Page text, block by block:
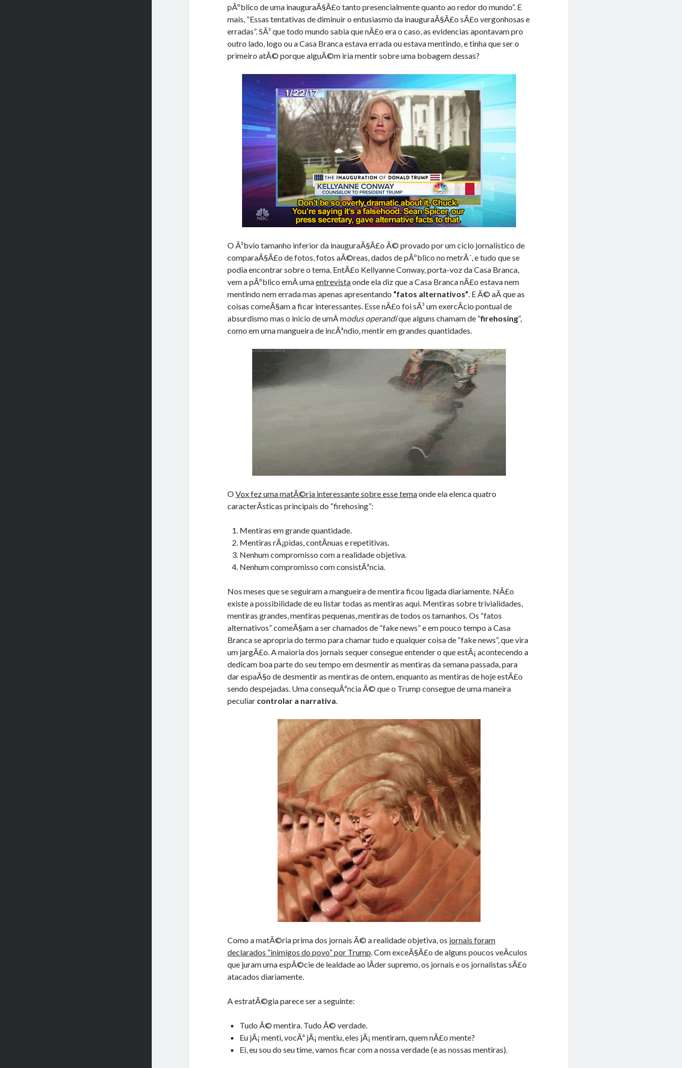
pÃºblico de uma inauguraÃ§Ã£o tanto presencialmente quanto ao redor do mundo”. E
mais, “Essas tentativas de diminuir o entusiasmo da inauguraÃ§Ã£o sÃ£o vergonhosas e
erradas”. SÃ³ que todo mundo sabia que nÃ£o era o caso, as evidencias apontavam pro
outro lado, logo ou a Casa Branca estava errada ou estava mentindo, e tinha que ser o
primeiro atÃ© porque alguÃ©m iria mentir sobre uma bobagem dessas?
O Ã³bvio tamanho inferior da inauguraÃ§Ã£o Ã© provado por um ciclo jornalistico de
comparaÃ§Ã£o de fotos, fotos aÃ©reas, dados de pÃºblico no metrÃ´, e tudo que se
podia encontrar sobre o tema. EntÃ£o Kellyanne Conway, porta-voz da Casa Branca,
vem a pÃºblico emÂ umaentrevistaonde ela diz que a Casa Branca nÃ£o estava nem
mentindo nem errada mas apenas apresentando “fatos alternativos” . E Ã© aÃ­ que as
coisas comeÃ§am a ficar interessantes. Esse nÃ£o foi sÃ³ um exercÃ­cio pontual de
absurdismo mas o inicio de umÂ modus operandique alguns chamam de “firehosing“,
como em uma mangueira de incÃªndio, mentir em grandes quantidades.
OVox fez uma matÃ©ria interessante sobre esse temaonde ela elenca quatro
caracterÃ­sticas principais do “firehosing”:
Mentiras em grande quantidade.
Mentiras rÃ¡pidas, contÃ­nuas e repetitivas.
Nenhum compromisso com a realidade objetiva.
Nenhum compromisso com consistÃªncia.
Nos meses que se seguiram a mangueira de mentira ficou ligada diariamente. NÃ£o
existe a possibilidade de eu listar todas as mentiras aqui. Mentiras sobre trivialidades,
mentiras grandes, mentiras pequenas, mentiras de todos os tamanhos. Os “fatos
alternativos” comeÃ§am a ser chamados de “fake news” e em pouco tempo a Casa
Branca se apropria do termo para chamar tudo e qualquer coisa de “fake news”, que vira
um jargÃ£o. A maioria dos jornais sequer consegue entender o que estÃ¡ acontecendo a
dedicam boa parte do seu tempo em desmentir as mentiras da semana passada, para
dar espaÃ§o de desmentir as mentiras de ontem, enquanto as mentiras de hoje estÃ£o
sendo despejadas. Uma consequÃªncia Ã© que o Trump consegue de uma maneira
peculiar controlar a narrativa
Como a matÃ©ria prima dos jornais Ã© a realidade objetiva, os jornais foram
declarados “inimigos do povo” por Trump . Com exceÃ§Ã£o de alguns poucos veÃ­culos
que juram uma espÃ©cie de lealdade ao lÃ­der supremo, os jornais e os jornalistas sÃ£o
atacados diariamente.
A estratÃ©gia parece ser a seguinte:
Tudo Ã© mentira. Tudo Ã© verdade.
Eu jÃ¡ menti, vocÃª jÃ¡ mentiu, eles jÃ¡ mentiram, quem nÃ£o mente?
Ei, eu sou do seu time, vamos ficar com a nossa verdade (e as nossas mentiras).